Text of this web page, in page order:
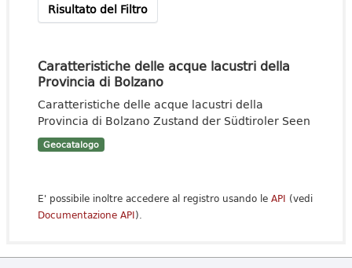
Risultato del Filtro
Caratteristiche delle acque lacustri della
Provincia di Bolzano
Caratteristiche delle acque lacustri della
Provincia di Bolzano Zustand der Südtiroler Seen
Geocatalogo
E' possibile inoltre accedere al registro usando le API (vedi
Documentazione API).